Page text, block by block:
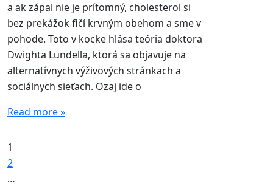
a ak zápal nie je prítomný, cholesterol si
bez prekážok fičí krvným obehom a sme v
pohode. Toto v kocke hlása teória doktora
Dwighta Lundella, ktorá sa objavuje na
alternatívnych výživových stránkach a
sociálnych sieťach. Ozaj ide o
Read more »
1
2
…